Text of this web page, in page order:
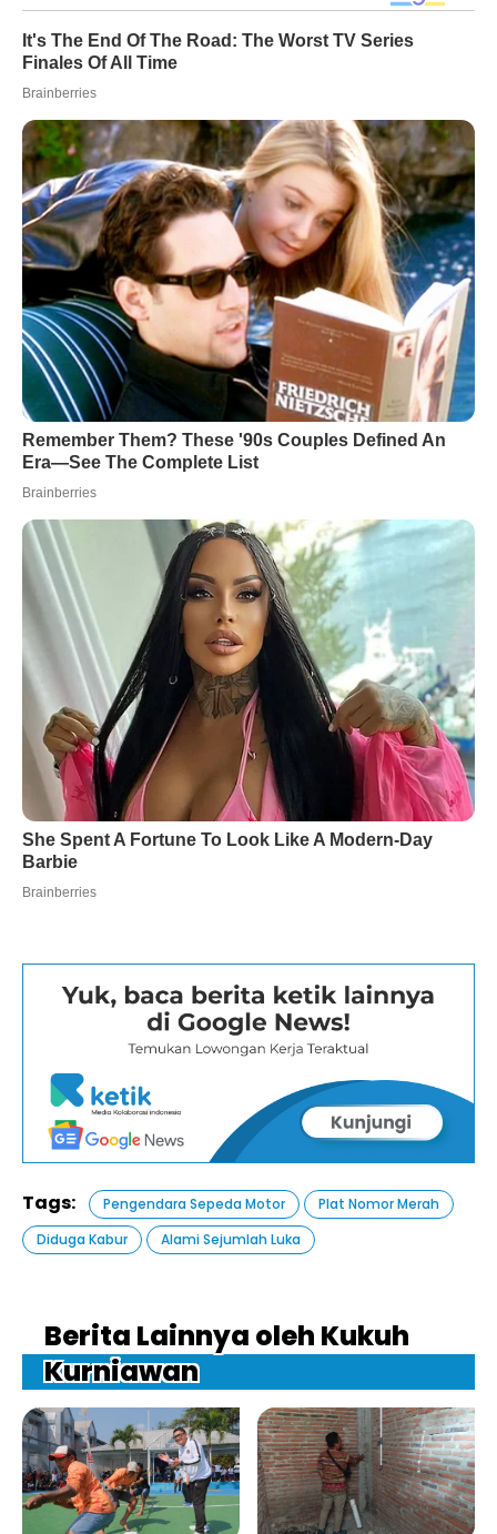
Tags: Pengendara Sepeda Motor
Plat Nomor Merah
Diduga Kabur
Alami Sejumlah Luka
Berita Lainnya oleh Kukuh
Kurniawan